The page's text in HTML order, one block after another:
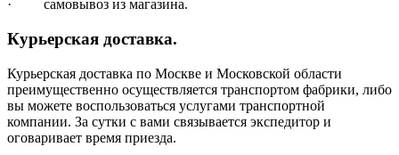
· самовывоз из магазина.
Курьерская доставка.
Курьерская доставка по Москве и Московской области
преимущественно осуществляется транспортом фабрики, либо
вы можете воспользоваться услугами транспортной
компании. За сутки с вами связывается экспедитор и
оговаривает время приезда.